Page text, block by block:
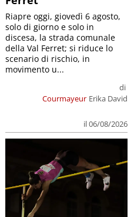
Courmayeur
di
Erika David
il 06/08/2026
Riapre oggi, giovedì 6 agosto,
solo di giorno e solo in
discesa, la strada comunale
della Val Ferret; si riduce lo
scenario di rischio, in
movimento u...